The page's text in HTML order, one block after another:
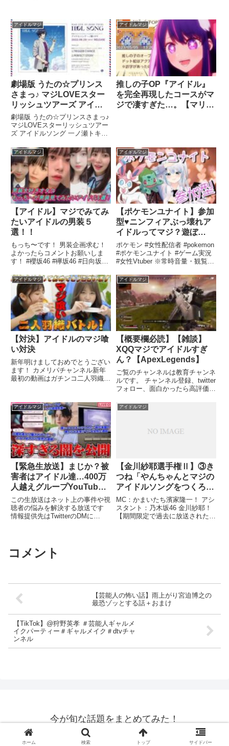
アイドルマジ
劇場版 うたの☆プリンス
さまっ♪ マジLOVEスター
リッシュツアーズ アイド
ルソング 一ノ瀬トキヤ
劇場版 うたの☆プリンスさまっ♪
マジLOVEスターリッシュツアー
ズ アイドルソング 一ノ瀬トキヤ
イート
アイドルマジ
推しの子OP『アイドル』
を完全再現したコースがマ
ジで凄すぎた…。【マリオ
アイドルマジ
【アイドル】マジでみてみ
たいアイドルの男装５
選！！
もっち〜です！ 男装企画求む！
よかったらコメントお願いしま
す！ #櫻坂46 #欅坂46 #日向坂46
アイドルマジ
【ポケモンユナイト】参加
型♥ニンフィアぶっ壊れア
イドルってマジ？遊ぼ
う･･･ﾋﾀﾋﾀ【Vtuber/大会自
主練】
ポケモン #女性配信者 #pokemon
#ポケモンユナイト #ゲーム実況
#女性Vtuber ※常時音量・観覧注
関連ツイート
アイドルマジ
【対決】アイドルのマジ喰
い対決
新年明けましておめでとうござい
ます！ カメリパチャンネル新年
最初の動画はガチンコ二人羽織バ
アイドルマジ
【概要欄必読】【雑談】
XQQマジでアイドルすぎ
ん？【ApexLegends】
ご覧のチャンネルは教育チャンネ
ルです。 チャンネル登録、twitter
フォロー、面白かったら高評価を
ート
アイドルマジ
【緊急生放送】まじか？被
害者はアイドル達…400万
人越えグループYouTuber
のメンバーが●●発覚…前
代未聞のヤバすぎる嫌がら
せを受けた女性と通話…突
この生放送はネット上の事件や視
聴者の悩みを解決する放送です
情報提供先はTwitterのDMに
アイドルマジ
【金川紗耶選手権Ⅱ】③き
つね「やんちゃんとマジの
アイドルソングをつくろ
う！」【芸人動画チューズ
デー#24/PR】
MC：かまいたち濱家隆一！ アシ
スタント：乃木坂46 金川紗耶！
【期間限定で過去に放送された本
コメント
【芸能人の怖い話】雨上がり宮迫博之の
最恐ゾッとする話＋おまけ
【TikTok】@狩野英孝 ＃芸能人ギャルメ
イクパーティー＃ギャルメイク＃dtvチャ
ンネル
今が旬な話題をまとめてみた！
© 2021 今が旬な話題をまとめてみた！.
ホーム 検索 トップ サイドバー